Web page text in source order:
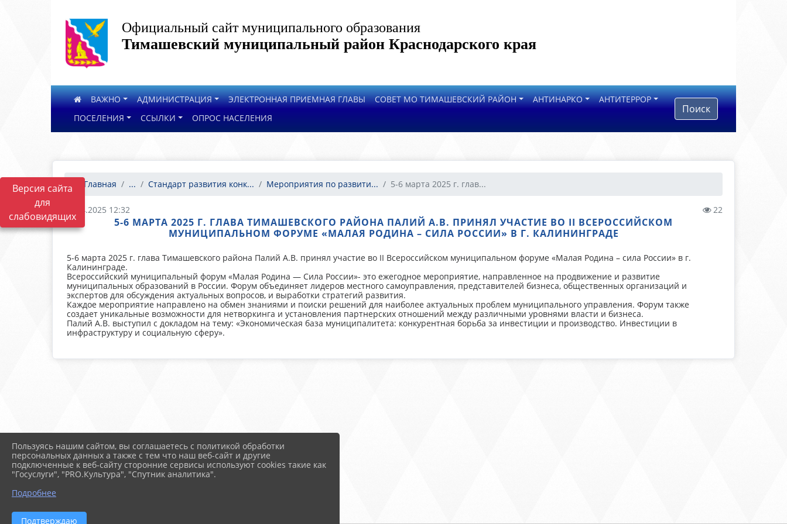
Версия сайта
для
слабовидящих
Официальный сайт муниципального образования
Тимашевский муниципальный район Краснодарского края
ВАЖНО АДМИНИСТРАЦИЯ ЭЛЕКТРОННАЯ ПРИЕМНАЯ ГЛАВЫ СОВЕТ МО ТИМАШЕВСКИЙ РАЙОН АНТИНАРКО
АНТИТЕРРОР
ПОСЕЛЕНИЯ
ССЫЛКИ ОПРОС НАСЕЛЕНИЯ
Поиск
Главная ... Стандарт развития конк... Мероприятия по развити... 5-6 марта 2025 г. глав...
25.04.2025 12:32 22
5-6 МАРТА 2025 Г. ГЛАВА ТИМАШЕВСКОГО РАЙОНА ПАЛИЙ А.В. ПРИНЯЛ УЧАСТИЕ ВО II ВСЕРОССИЙСКОМ
МУНИЦИПАЛЬНОМ ФОРУМЕ «МАЛАЯ РОДИНА – СИЛА РОССИИ» В Г. КАЛИНИНГРАДЕ
5-6 марта 2025 г. глава Тимашевского района Палий А.В. принял участие во II Всероссийском муниципальном форуме «Малая Родина – сила России» в г.
Калининграде.
Всероссийский муниципальный форум «Малая Родина — Сила России»- это ежегодное мероприятие, направленное на продвижение и развитие
муниципальных образований в России. Форум объединяет лидеров местного самоуправления, представителей бизнеса, общественных организаций и
экспертов для обсуждения актуальных вопросов, и выработки стратегий развития.
Каждое мероприятие направлено на обмен знаниями и поиски решений для наиболее актуальных проблем муниципального управления. Форум также
создает уникальные возможности для нетворкинга и установления партнерских отношений между различными уровнями власти и бизнеса.
Палий А.В. выступил с докладом на тему: «Экономическая база муниципалитета: конкурентная борьба за инвестиции и производство. Инвестиции в
инфраструктуру и социальную сферу».
Пользуясь нашим сайтом, вы соглашаетесь с политикой обработки
персональных данных а также с тем что наш веб-сайт и другие
подключенные к веб-сайту сторонние сервисы используют cookies такие как
"Госуслуги", "PRO.Культура", "Спутник аналитика".
Подробнее
Подтверждаю